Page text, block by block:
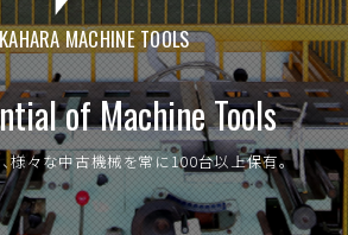
MACHINE TOOLS
tialofMachineTools
、様々な中古機械を常 に100台以上保有。